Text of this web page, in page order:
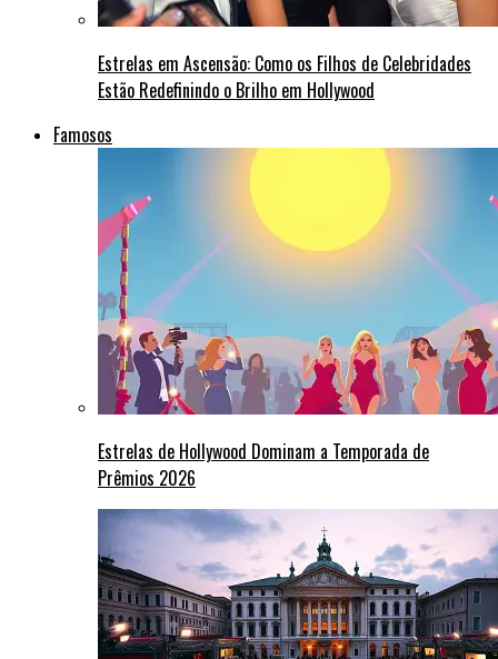
Estrelas em Ascensão: Como os Filhos de Celebridades
Estão Redefinindo o Brilho em Hollywood
Famosos
Estrelas de Hollywood Dominam a Temporada de
Prêmios 2026